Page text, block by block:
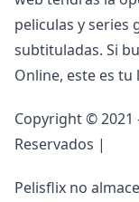
peliculas y series
subtituladas. Si
Online, este es
Copyright © 2021
Reservados |
Pelisflix no